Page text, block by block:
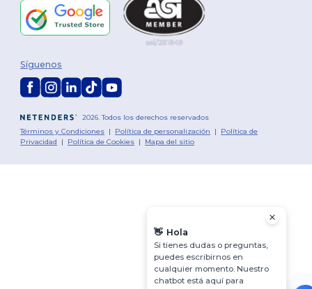
2026. Todos los derechos reservados
Términos y Condiciones | Política de personalización | Política de
Privacidad | Política de Cookies | Mapa del sitio
Síguenos
👋 Hola
Si tienes dudas o preguntas,
puedes escribirnos en
cualquier momento. Nuestro
chatbot está aquí para